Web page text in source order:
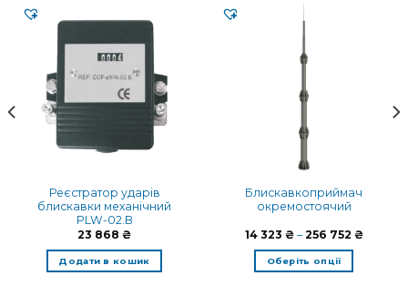
Реєстратор ударів
блискавки механічний
PLW-02.B
23 868 ₴
Додати в кошик
Блискавкоприймач
окремостоячий
14 323 ₴ – 256 752 ₴
Оберіть опції